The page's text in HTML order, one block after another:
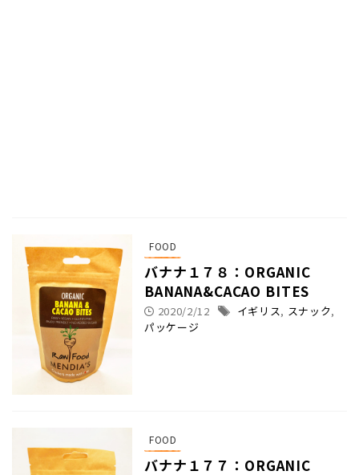
FOOD
バナナ１７８：ORGANIC
BANANA&CACAO BITES
2020/2/12 イギリス, スナック,
パッケージ
FOOD
バナナ１７７：ORGANIC